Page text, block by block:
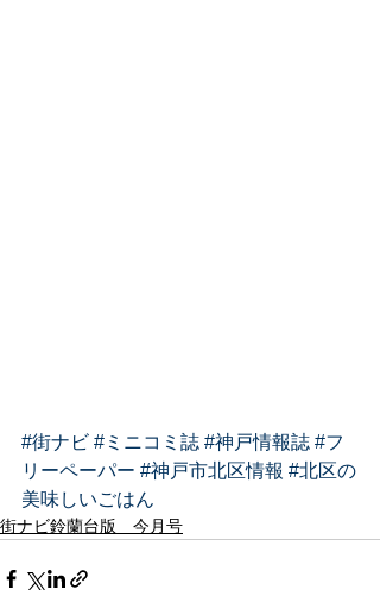
#街ナビ #ミニコミ誌 #神戸情報誌 #フ
リーペーパー #神戸市北区情報 #北区の
美味しいごはん
街ナビ鈴蘭台版 今月号